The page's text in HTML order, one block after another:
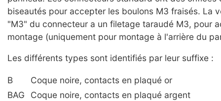
biseautés pour accepter les boulons M3 fraisés. La
"M3" du connecteur a un filetage taraudé M3, pour
montage (uniquement pour montage à l'arrière du
Les différents types sont identifiés par leur suffixe :
B
Coque noire, contacts en plaqué or
BAG
Coque noire, contacts en plaqué argent